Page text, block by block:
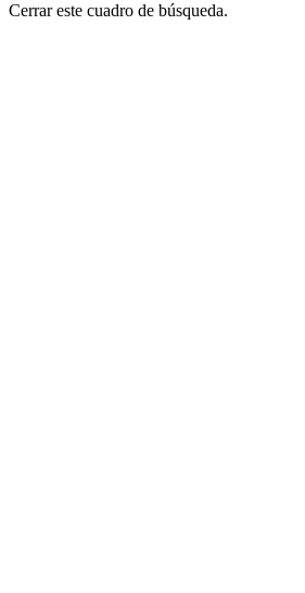
Cerrar este cuadro de búsqueda.